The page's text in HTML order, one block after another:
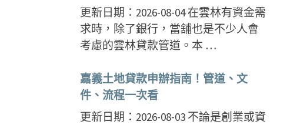
更新日期：2026-08-04 在雲林有資金需
求時，除了銀行，當舖也是不少人會
考慮的雲林貸款管道。本 …
嘉義土地貸款申辦指南！管道、文
件、流程一次看
更新日期：2026-08-03 不論是創業或資